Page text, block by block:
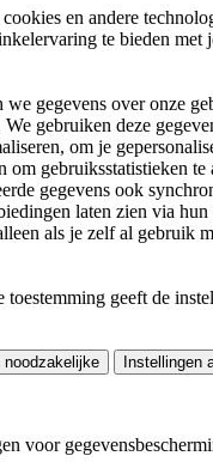
en andere
te bieden
gegevens over onze
We gebruiken deze
om je
om gebruiksstatistieken te
gegevens ook
laten zien via
als je zelf al gebruik
toestemming geeft de
noodzakelijke Instellingen
voor